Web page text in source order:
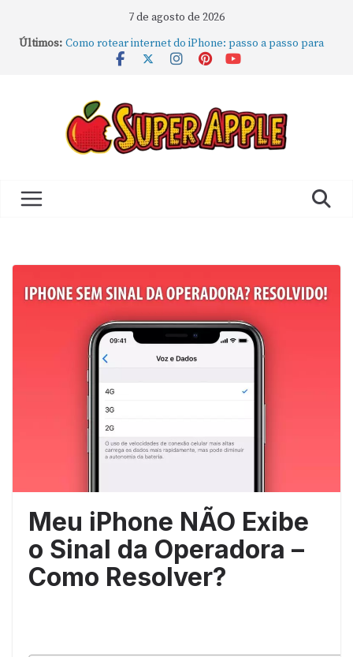
7 de agosto de 2026
Últimos: Como rotear internet do iPhone: passo a passo para
compartilhar a conexão
Como fechar rapidamente todas as janelas ou
aplicativos abertos no Mac
Como gravar tela do MacBook: passo a passo simples
Meu iPhone NÃO Exibe
o Sinal da Operadora –
Como Resolver?